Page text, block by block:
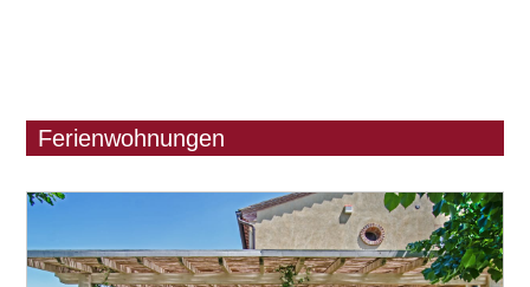
Ferienwohnungen